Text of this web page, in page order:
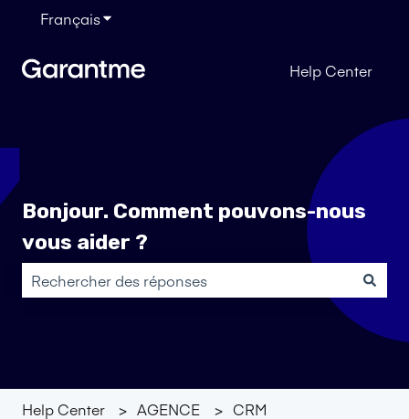
FrançaisAfficher le sous-menu pour les traductions
Help Center
Bonjour. Comment pouvons-nous
vous aider ?
Il n'y a aucune suggestion car le champ de recherche
Help Center AGENCE CRM